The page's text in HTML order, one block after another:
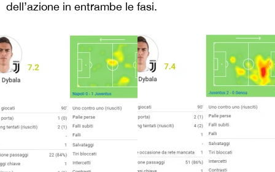
dell’azione in entrambe le fasi.